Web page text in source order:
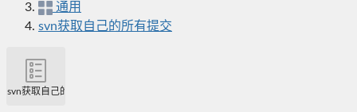
通用
svn获取自己的所有提交
svn获取自己的所有提交